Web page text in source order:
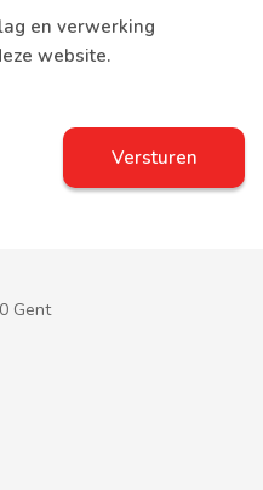
en verwerking
website.
Gent